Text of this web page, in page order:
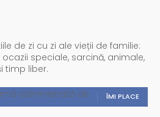
de zi cu zi ale vieții de familie:
speciale, sarcină, animale,
timp liber.
ÎMI PLACE
administrată de